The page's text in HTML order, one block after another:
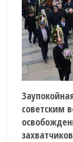
советским
захватчиков